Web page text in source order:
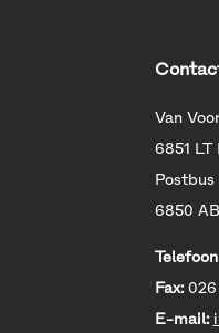
Van
6851 LT
Postbus
6850
Fax:026
E-mail: